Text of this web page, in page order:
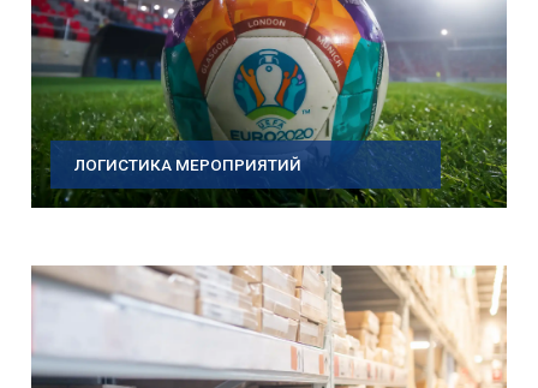
ЛОГИСТИКА МЕРОПРИЯТИЙ